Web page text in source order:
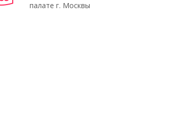
палате г. Москвы